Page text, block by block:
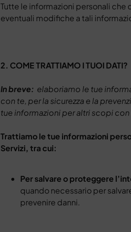
Tutte le informazioni personali
eventuali modifiche a tali
2. COME TRATTIAMO I TUOI DATI?
In breve: elaboriamo le tue
con te, per la sicurezza e la
tue informazioni per altri scopi
Trattiamo le tue informazioni
Servizi, tra cui:
Per salvare o proteggere
quando necessario per
prevenire danni.